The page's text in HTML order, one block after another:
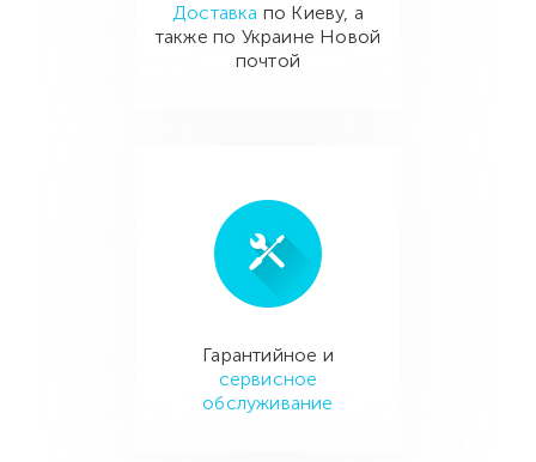
Доставка по Киеву, а
также по Украине Новой
почтой
Гарантийное и
сервисное
обслуживание